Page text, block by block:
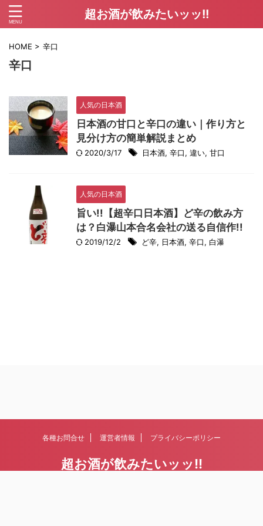
超お酒が飲みたいッッ!!
HOME > 辛口
辛口
人気の日本酒
日本酒の甘口と辛口の違い｜作り方と
見分け方の簡単解説まとめ
2020/3/17 日本酒, 辛口, 違い, 甘口
人気の日本酒
旨い!!【超辛口日本酒】ど辛の飲み方
は？白瀑山本合名会社の送る自信作!!
2019/12/2 ど辛, 日本酒, 辛口, 白瀑
各種お問合せ 運営者情報 プライバシーポリシー
超お酒が飲みたいッッ!!